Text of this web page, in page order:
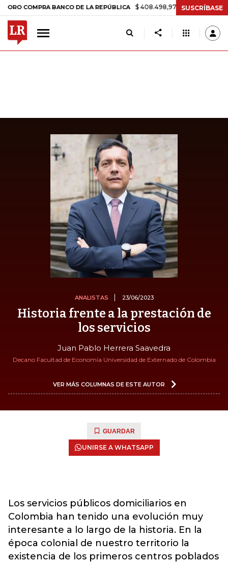
BANCO DE LA REPÚBLICA $ 408.498,97 +$ 8.753,81 +2,19%
SUSCRÍBASE
ANALISTAS 23/06/2023
Historia frente a la prestación de
los servicios
Juan Pablo Herrera Saavedra
Decano Facultad de Economía Universidad de Externado de Colombia
VER MÁS COLUMNAS DE ESTE AUTOR
GUARDAR
UNIRSE A WHATSAPP
Los servicios públicos domiciliarios en
Colombia han tenido una evolución muy
interesante a lo largo de la historia. En la
época colonial de nuestro territorio la
existencia de los primeros centros poblados